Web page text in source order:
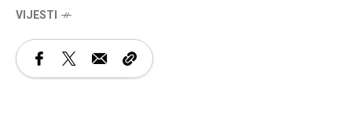
VIJESTI